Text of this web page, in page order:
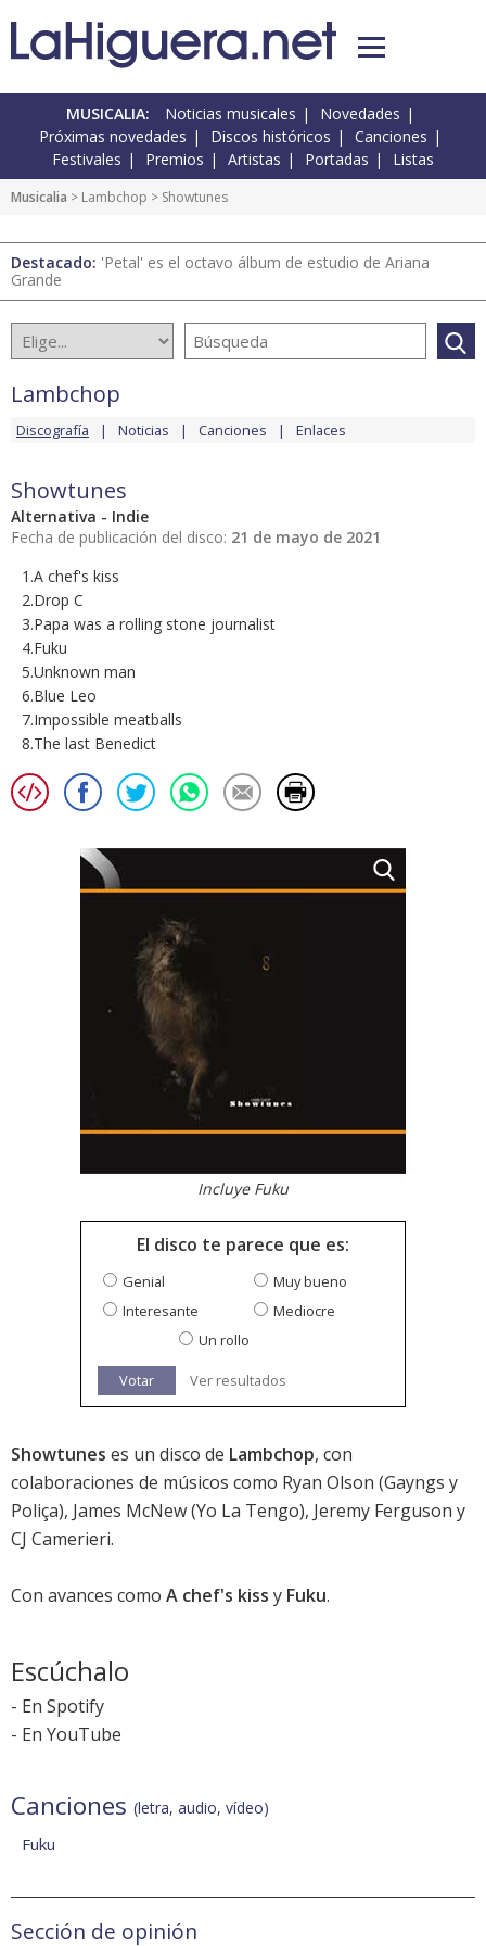
MUSICALIA: Noticias musicales
Novedades
Próximas novedades
Discos históricos
Canciones
Festivales
Premios Artistas Portadas Listas
Musicalia > Lambchop > Showtunes
Destacado: 'Petal' es el octavo álbum de estudio de Ariana
Grande
Lambchop
Discografía Noticias Canciones Enlaces
Showtunes
Alternativa - Indie
Fecha de publicación del disco: 21 de mayo de 2021
1.A chef's kiss
2.Drop C
3.Papa was a rolling stone journalist
4.Fuku
5.Unknown man
6.Blue Leo
7.Impossible meatballs
8.The last Benedict
Incluye Fuku
El disco te parece que es:
Genial
Muy bueno
Interesante
Mediocre
Un rollo
Votar Ver resultados
Showtunes es un disco de Lambchop, con
colaboraciones de músicos como Ryan Olson (Gayngs y
Poliça), James McNew (Yo La Tengo), Jeremy Ferguson y
CJ Camerieri.
Con avances como A chef's kiss y Fuku.
Escúchalo
- En Spotify
- En YouTube
Canciones (letra, audio, vídeo)
Fuku
Sección de opinión